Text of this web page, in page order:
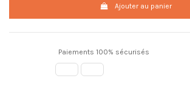
Ajouter au panier
Paiements 100% sécurisés